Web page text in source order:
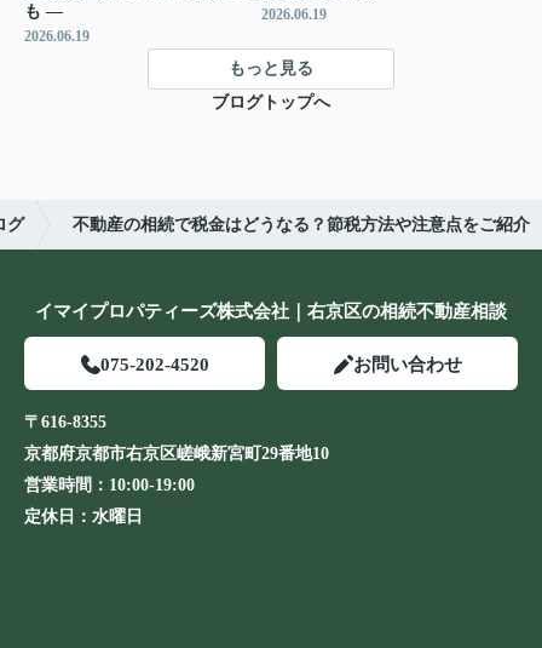
も ―
2026.06.19
2026.06.19
もっと見る
ブログトップへ
グ 不動産の相続で税金はどうなる？節税方法や注意点をご紹介
イマイプロパティーズ株式会社｜右京区の相続不動産相談
075-202-4520 お問い合わせ
〒616-8355
京都府京都市右京区嵯峨新宮町29番地10
営業時間： 10:00-19:00
定休日： 水曜日